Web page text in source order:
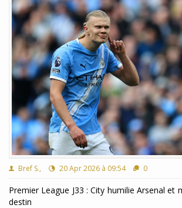
Bref S., 20 Apr 2026 à 09:54 0
Premier League J33 : City humilie Arsenal et
destin